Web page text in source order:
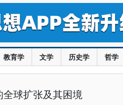
教育学 文学 历史学 哲学
球扩张及其困境